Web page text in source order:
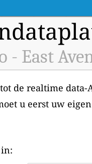
- East
de realtime
u eerst uw